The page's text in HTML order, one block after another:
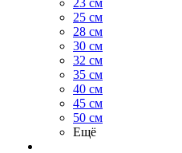
23 см
25 см
28 см
30 см
32 см
35 см
40 см
45 см
50 см
Ещё